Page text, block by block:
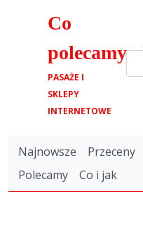
Co
polecamy
PASAŻE I
SKLEPY
INTERNETOWE
Najnowsze Przeceny
Polecamy
Co i jak